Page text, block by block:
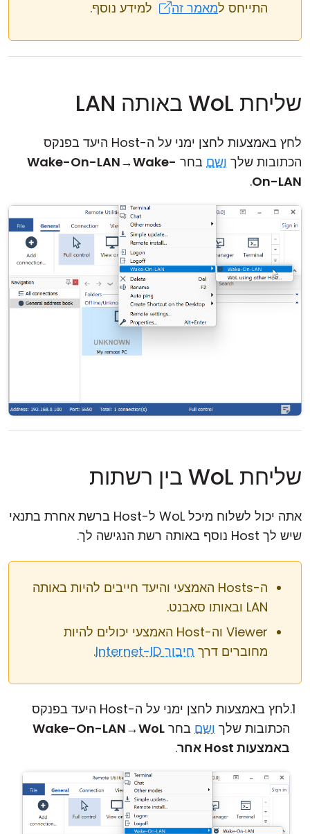
התייחס למאמר זה למידע נוסף.
שליחת WoL באותה LAN
לחץ באמצעות לחצן ימני על ה-Host היעד בפנקס
הכתובות שלך ושם בחר Wake-On-LAN→Wake-
On-LAN
.
שליחת WoL בין רשתות
אתה יכול לשלוח מיכל WoL ל-Host ברשת אחרת בתנאי
שיש לך Host נוסף באותה רשת הנגישה לך.
ה-Hosts האמצעי והיעד חייבים להיות באותה
LAN ובאותו סאבנט.
Viewer וה-Host האמצעי יכולים להיות
מחוברים דרך חיבור Internet-ID .
לחץ באמצעות לחצן ימני על ה-Host היעד בפנקס
הכתובות שלך ושם בחר Wake-On-LAN→WoL
באמצעות Host אחר
.